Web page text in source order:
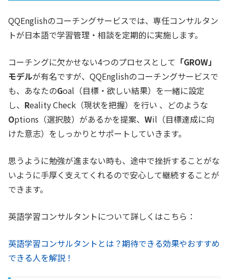
QQEnglishのコーチングサービスでは、専任コンサルタン
トが日本語で学習管理・相談を定期的に実施します。
コーチングに欠かせない4つのプロセスとして 「GROW」
モデルが有名ですが、QQEnglishのコーチングサービスで
も、あなたのGoal（目標・欲しい結果）を一緒に設定
し、 Reality Check（現状を把握）を行い 、どのような
Options（選択肢）があるかを提案、 Wil（目標達成に向
けた意志）をしっかりとサポートしていきます。
思うように勉強が進まない時も、途中で挫折することがな
いように手厚く支えてくれるので安心して継続することが
できます。
英語学習コンサルタントについて詳しくはこちら：
英語学習コンサルタントとは？期待できる効果やおすすめ
できる人を解説！